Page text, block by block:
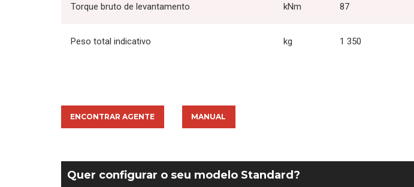
Torque bruto de levantamento kNm 87
Peso total indicativo kg 1 350
ENCONTRAR AGENTE MANUAL
Quer configurar o seu modelo Standard?